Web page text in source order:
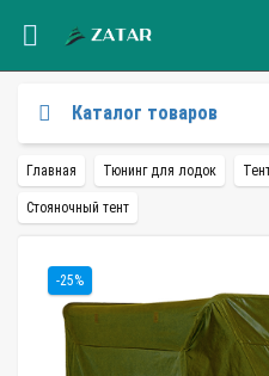
Каталог товаров
Главная Тюнинг для лодок
Стояночный тент
-25%